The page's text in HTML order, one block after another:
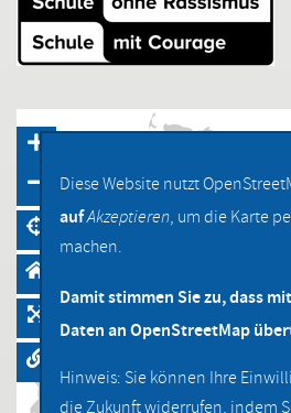
Diese Website nutzt
aufAkzeptieren, um die Karte
machen.
Damit stimmen Sie zu, dass
Daten an OpenStreetMap
Hinweis: Sie können Ihre